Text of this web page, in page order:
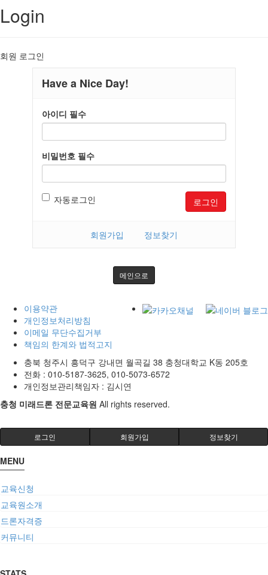
Login
회원 로그인
Have a Nice Day!
아이디 필수
비밀번호 필수
자동로그인 로그인
회원가입 정보찾기
메인으로
이용약관
개인정보처리방침
이메일 무단수집거부
책임의 한계와 법적고지
충북 청주시 흥덕구 강내면 월곡길 38 충청대학교 K동 205호
전화 : 010-5187-3625, 010-5073-6572
개인정보관리책임자 : 김시연
충청 미래드론 전문교육원 All rights reserved.
로그인 회원가입 정보찾기
MENU
교육신청
교육원소개
드론자격증
커뮤니티